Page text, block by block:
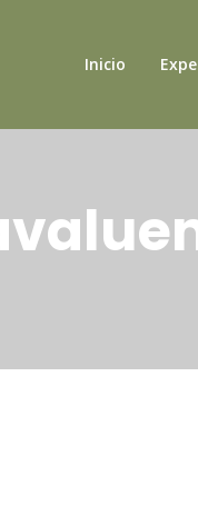
Inicio